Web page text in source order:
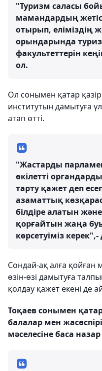
"Туризм саласы
мамандардың
отырып, еліміздің
орындарында
факультеттерін
ол.
Ол сонымен қатар
институтын дамытуға
атап өтті.
"Жастарды
өкілетті
тарту қажет деп
азаматтық
білдіре алатын
қорғайтын жаңа
көрсетуіміз
Сондай-ақ алға қойған
өзін-өзі дамытуға
қолдау қажет екені де
Тоқаев сонымен
балалар мен
мәселесіне баса